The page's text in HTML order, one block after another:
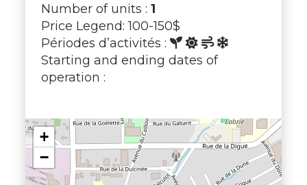
Number of units : 1
Price Legend: 100-150$
Périodes d’activités :
Starting and ending dates of
operation :
+
−